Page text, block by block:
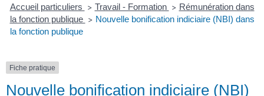
Accueil particuliers > Travail - Formation > Rémunération dans
la fonction publique > Nouvelle bonification indiciaire (NBI) dans
la fonction publique
Fiche pratique
Nouvelle bonification indiciaire (NBI)